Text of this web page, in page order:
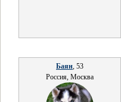
Баян, 53
Россия, Москва